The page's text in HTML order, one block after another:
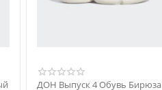
ДОН Выпуск 4 Обувь Бирюза